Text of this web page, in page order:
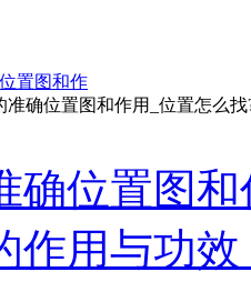
置图和作
准确位置图和作用_位置怎么
确位置图和
作用与功效